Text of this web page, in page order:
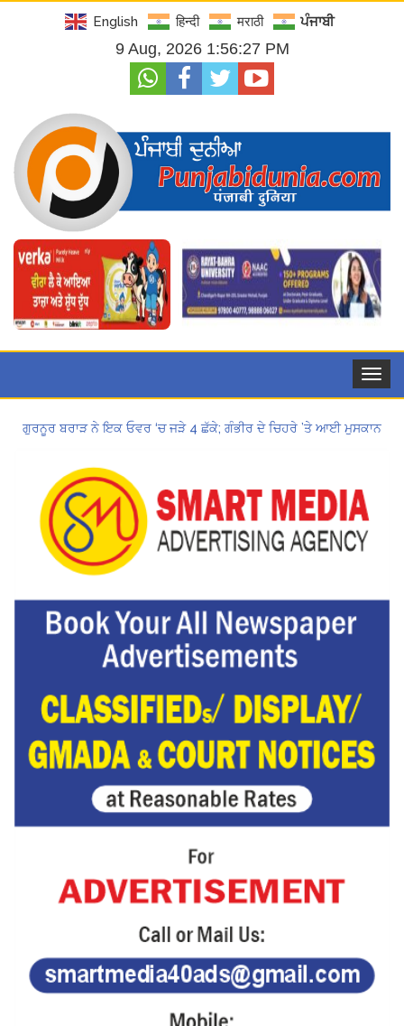
English हिन्दी मराठी ਪੰਜਾਬੀ
9 Aug, 2026 1:56:28 PM
Toggle
ਗੁਰਨੂਰ ਬਰਾੜ ਨੇ ਇਕ ਓਵਰ ‘ਚ ਜੜੇ 4 ਛੱਕੇ; ਗੰਭੀਰ ਦੇ ਚਿਹਰੇ ’ਤੇ ਆਈ ਮੁਸਕਾਨ
Hukamnama Sri Darbar Sahib, Amritsar – Punjabi Dunia
CM ਮਾਨ ਨੇ 866 ਨੌਜਵਾਨਾਂ ਨੂੰ ਸਰਕਾਰੀ ਨੌਕਰੀਆਂ ਦੇ ਨਿਯੁਕਤੀ ਪੱਤਰ ਸੌਂਪੇ
ਸ੍ਰੀਲੰਕਾ ਟੈਸਟ ਸੀਰੀਜ਼: ਸਰਫ਼ਰਾਜ਼ ਖਾਨ ਹੋ ਸਕਦੇ ਹਨ ਸਾਈ ਸੁਦਰਸ਼ਨ ਦੇ ਬਦਲ